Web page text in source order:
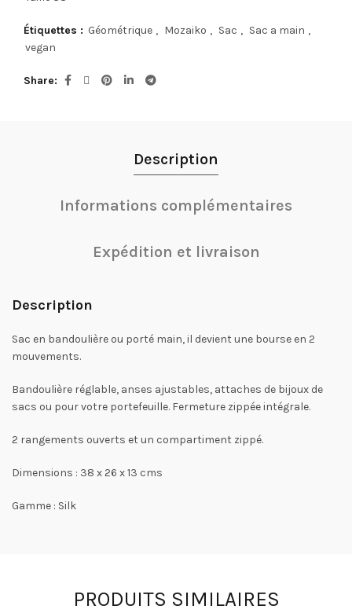
Étiquettes : Géométrique , Mozaiko , Sac , Sac a main ,
vegan
Share
Description
Informations complémentaires
Expédition et livraison
Description
Sac en bandoulière ou porté main, il devient une bourse en 2
mouvements.
Bandoulière réglable, anses ajustables, attaches de bijoux de
sacs ou pour votre portefeuille. Fermeture zippée intégrale.
2 rangements ouverts et un compartiment zippé.
Dimensions : 38 x 26 x 13 cms
Gamme : Silk
PRODUITS SIMILAIRES